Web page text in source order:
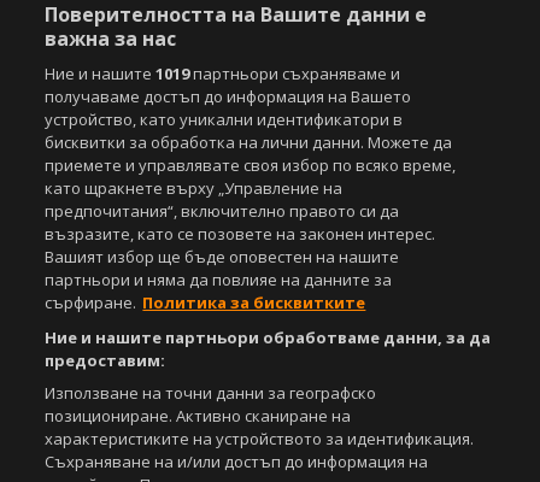
Поверителността на Вашите данни е
важна за нас
Ние и нашите1019партньори съхраняваме и
получаваме достъп до информация на Вашето
устройство, като уникални идентификатори в
бисквитки за обработка на лични данни. Можете да
приемете и управлявате своя избор по всяко време,
като щракнете върху „Управление на
предпочитания“, включително правото си да
възразите, като се позовете на законен интерес.
Вашият избор ще бъде оповестен на нашите
партньори и няма да повлияе на данните за
сърфиране. Политика за бисквитките
Ние и нашите партньори обработваме данни, за да
предоставим:
Използване на точни данни за географско
позициониране. Активно сканиране на
характеристиките на устройството за идентификация.
Съхраняване на и/или достъп до информация на